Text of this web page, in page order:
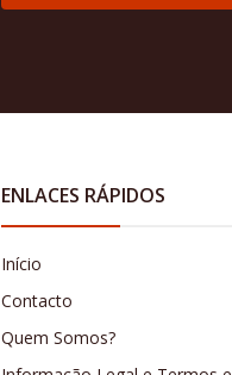
ENLACES RÁPIDOS
Início
Contacto
Quem Somos?